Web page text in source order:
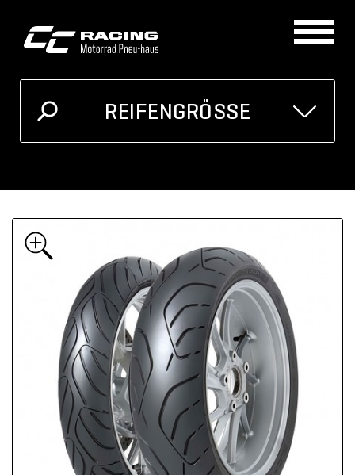
REIFENGRÖSSE
Oder unten auswählen
Breite
Höhe Zoll
Suchen